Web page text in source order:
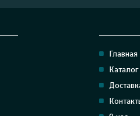
Главная
Каталог